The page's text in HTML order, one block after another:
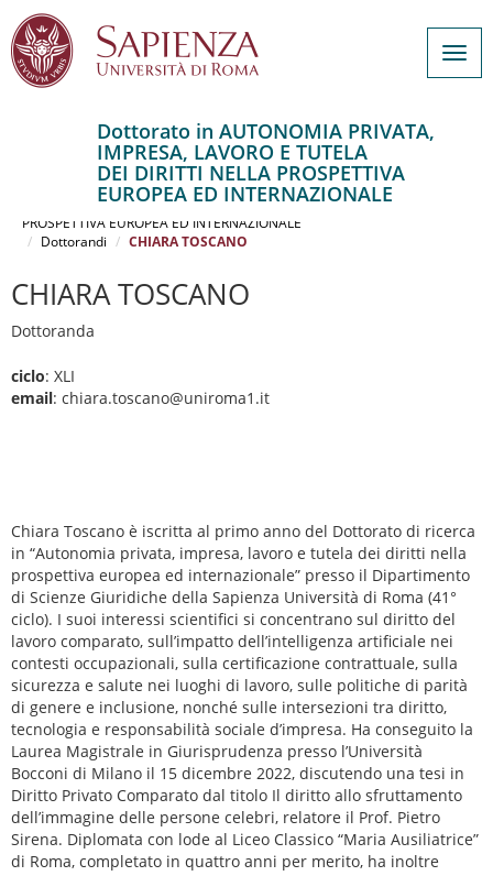
principale
Dottorato in AUTONOMIA PRIVATA,
IMPRESA, LAVORO E TUTELA
DEI DIRITTI NELLA PROSPETTIVA
EUROPEA ED INTERNAZIONALE
AUTONOMIA PRIVATA, IMPRESA, LAVORO E TUTELA DEI DIRITTI NELLA
PROSPETTIVA EUROPEA ED INTERNAZIONALE
Dottorandi
CHIARA TOSCANO
CHIARA TOSCANO
Dottoranda
ciclo: XLI
email: chiara.toscano@uniroma1.it
Chiara Toscano è iscritta al primo anno del Dottorato di ricerca
in “Autonomia privata, impresa, lavoro e tutela dei diritti nella
prospettiva europea ed internazionale” presso il Dipartimento
di Scienze Giuridiche della Sapienza Università di Roma (41°
ciclo). I suoi interessi scientifici si concentrano sul diritto del
lavoro comparato, sull’impatto dell’intelligenza artificiale nei
contesti occupazionali, sulla certificazione contrattuale, sulla
sicurezza e salute nei luoghi di lavoro, sulle politiche di parità
di genere e inclusione, nonché sulle intersezioni tra diritto,
tecnologia e responsabilità sociale d’impresa. Ha conseguito la
Laurea Magistrale in Giurisprudenza presso l’Università
Bocconi di Milano il 15 dicembre 2022, discutendo una tesi in
Diritto Privato Comparato dal titolo Il diritto allo sfruttamento
dell’immagine delle persone celebri, relatore il Prof. Pietro
Sirena. Diplomata con lode al Liceo Classico “Maria Ausiliatrice”
di Roma, completato in quattro anni per merito, ha inoltre